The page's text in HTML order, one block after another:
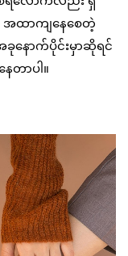
အထာကျနေစေတဲ့
ခုနောက်ပိုင်းမှာဆိုရင်
တာပါ။